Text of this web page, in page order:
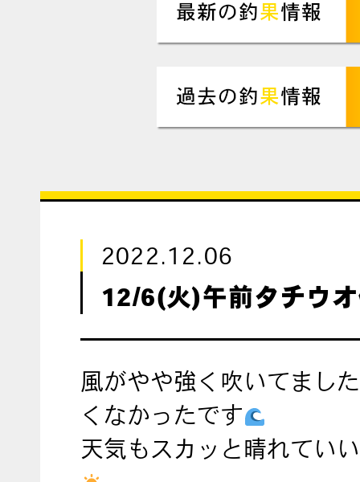
2022.12.06
12/6(火)午前タチウ
風がやや強く吹いてまし
くなかったです
天気もスカッと晴れてい